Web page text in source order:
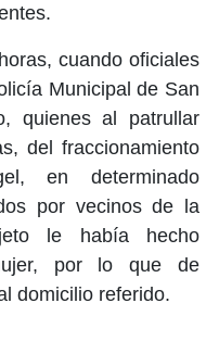
cuando oficiales
Municipal de San
quienes al patrullar
del fraccionamiento
en determinado
por vecinos de la
le había hecho
por lo que de
domicilio referido.